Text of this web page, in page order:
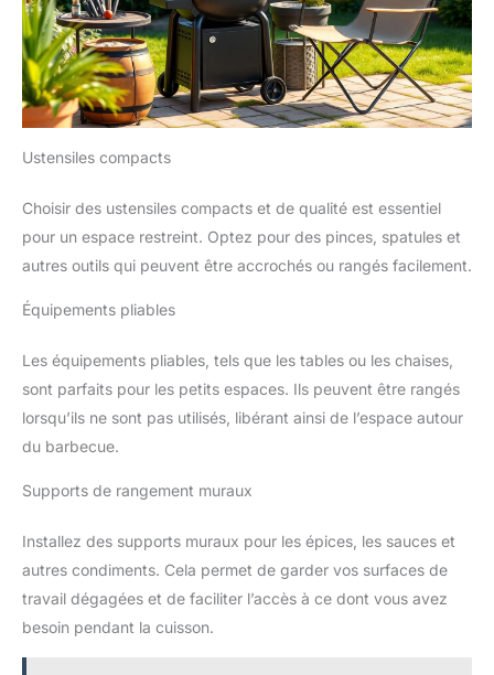
Ustensiles compacts
Choisir des ustensiles compacts et de qualité est essentiel
pour un espace restreint. Optez pour des pinces, spatules et
autres outils qui peuvent être accrochés ou rangés facilement.
Équipements pliables
Les équipements pliables, tels que les tables ou les chaises,
sont parfaits pour les petits espaces. Ils peuvent être rangés
lorsqu’ils ne sont pas utilisés, libérant ainsi de l’espace autour
du barbecue.
Supports de rangement muraux
Installez des supports muraux pour les épices, les sauces et
autres condiments. Cela permet de garder vos surfaces de
travail dégagées et de faciliter l’accès à ce dont vous avez
besoin pendant la cuisson.